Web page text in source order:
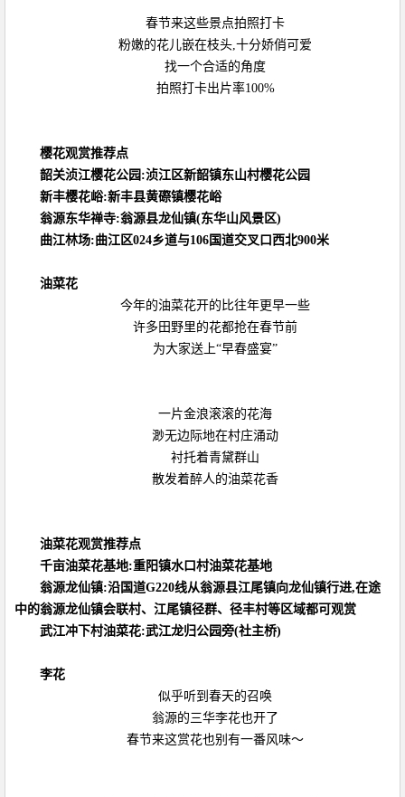
春节来这些景点拍照打卡
粉嫩的花儿嵌在枝头,十分娇俏可爱
找一个合适的角度
拍照打卡出片率100%
樱花观赏推荐点
韶关浈江樱花公园:浈江区新韶镇东山村樱花公园
新丰樱花峪:新丰县黄磜镇樱花峪
翁源东华禅寺:翁源县龙仙镇(东华山风景区)
曲江林场:曲江区024乡道与106国道交叉口西北900米
油菜花
今年的油菜花开的比往年更早一些
许多田野里的花都抢在春节前
为大家送上“早春盛宴”
一片金浪滚滚的花海
渺无边际地在村庄涌动
衬托着青黛群山
散发着醉人的油菜花香
油菜花观赏推荐点
千亩油菜花基地:重阳镇水口村油菜花基地
翁源龙仙镇:沿国道G220线从翁源县江尾镇向龙仙镇行进,在途
中的翁源龙仙镇会联村、江尾镇径群、径丰村等区域都可观赏
武江冲下村油菜花:武江龙归公园旁(社主桥)
李花
似乎听到春天的召唤
翁源的三华李花也开了
春节来这赏花也别有一番风味～